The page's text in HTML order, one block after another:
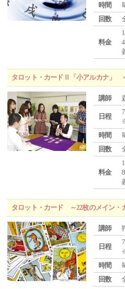
時間
回数
料金
タロット・カードⅡ「小アルカナ」
講師
日程
時間
回数
料金
タロット・カード ～22枚のメイン・
講師
日程
時間
回数